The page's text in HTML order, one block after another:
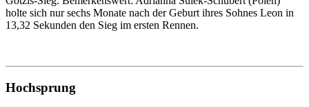
holte sich nur sechs Monate nach der Geburt ihres Sohnes Leon in
13,32 Sekunden den Sieg im ersten Rennen.
Hochsprung